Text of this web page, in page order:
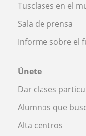
Tusclases en el
Sala de prensa
Informe sobre el
Únete
Dar clases
Alumnos que
Alta centros